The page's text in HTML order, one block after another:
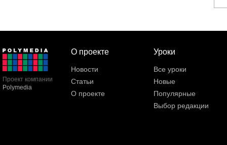
Проект компании
Polymedia
О проекте
Новости
Статьи
О проекте
Уроки
Все уроки
Новые
Популярные
Выбор редакции